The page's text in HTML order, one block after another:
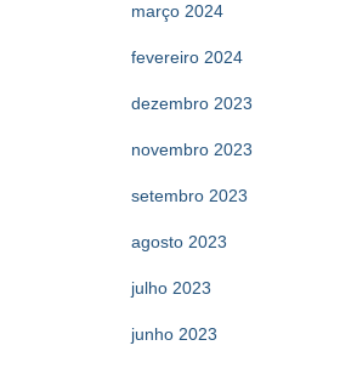
março 2024
fevereiro 2024
dezembro 2023
novembro 2023
setembro 2023
agosto 2023
julho 2023
junho 2023